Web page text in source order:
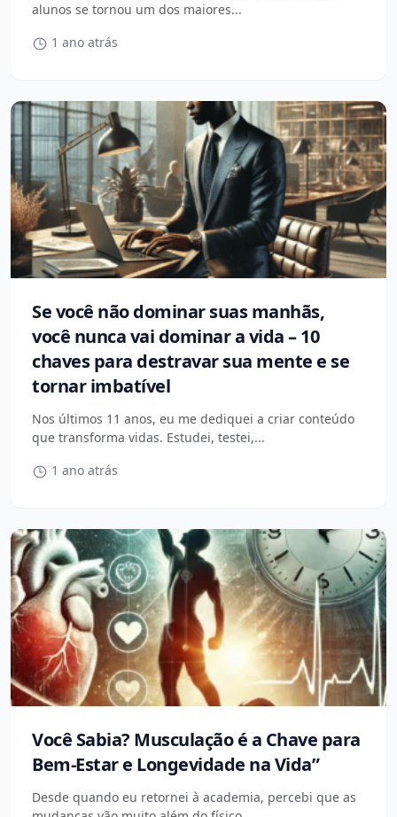
alunos se tornou um dos maiores...
1 ano atrás
Se você não dominar suas manhãs,
você nunca vai dominar a vida – 10
chaves para destravar sua mente e se
tornar imbatível
Nos últimos 11 anos, eu me dediquei a criar conteúdo
que transforma vidas. Estudei, testei,...
1 ano atrás
Você Sabia? Musculação é a Chave para
Bem-Estar e Longevidade na Vida”
Desde quando eu retornei à academia, percebi que as